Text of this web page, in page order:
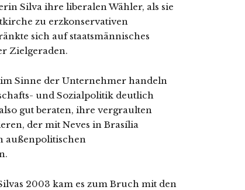
Silva ihre liberalen Wähler, als sie
zu erzkonservativen
sich auf staatsmännisches
Zielgeraden.
Sinne der Unternehmer handeln
und Sozialpolitik deutlich
gut beraten, ihre vergraulten
der mit Neves in Brasília
außenpolitischen
2003 kam es zum Bruch mit den